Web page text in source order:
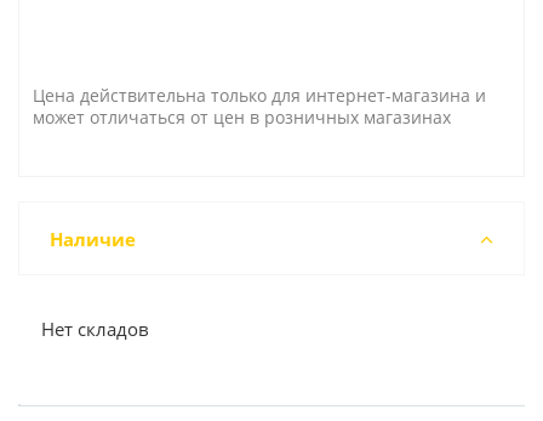
Цена действительна только для интернет-магазина и
может отличаться от цен в розничных магазинах
Наличие
Нет складов